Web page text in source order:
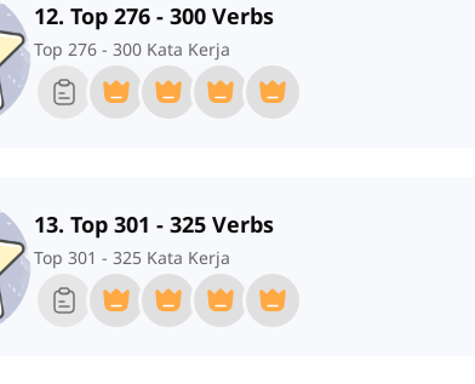
12. Top 276 - 300 Verbs
Top 276 - 300 Kata Kerja
13. Top 301 - 325 Verbs
Top 301 - 325 Kata Kerja